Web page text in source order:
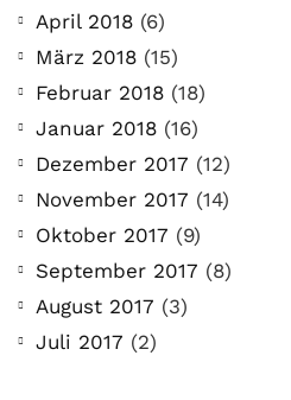
April 2018 (6)
März 2018 (15)
Februar 2018 (18)
Januar 2018 (16)
Dezember 2017 (12)
November 2017 (14)
Oktober 2017 (9)
September 2017 (8)
August 2017 (3)
Juli 2017 (2)